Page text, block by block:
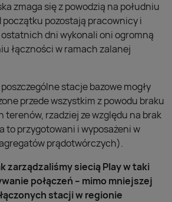
zmaga się z powodzią na południu
początku pozostają pracownicy i
ostatnich dni wykonali oni ogromną
łączności w ramach zalanej
stacje bazowe mogły
przede wszystkim z powodu braku
terenów, rzadziej ze względu na brak
to przygotowani i wyposażeni w
prądotwórczych).
zarządzaliśmy siecią Play w taki
połączeń – mimo mniejszej
stacji w regionie